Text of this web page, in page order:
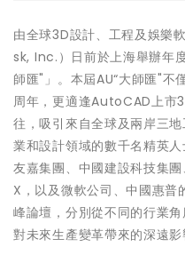
由全球3D設計、工程及娛樂
sk, Inc.）日前於上海舉辦年
師匯"」。本屆AU“大師匯"不
周年，更適逢AutoCAD上市
往，吸引來自全球及兩岸三
業和設計領域的數千名精英
友嘉集團、中國建設科技集
X，以及微軟公司、中國惠普
峰論壇，分別從不同的行業
對未來生產變革帶來的深遠影